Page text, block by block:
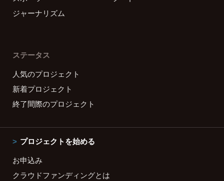
ジャーナリズム
ステータス
人気のプロジェクト
新着プロジェクト
終了間際のプロジェクト
プロジェクトを始める
お申込み
クラウドファンディングとは